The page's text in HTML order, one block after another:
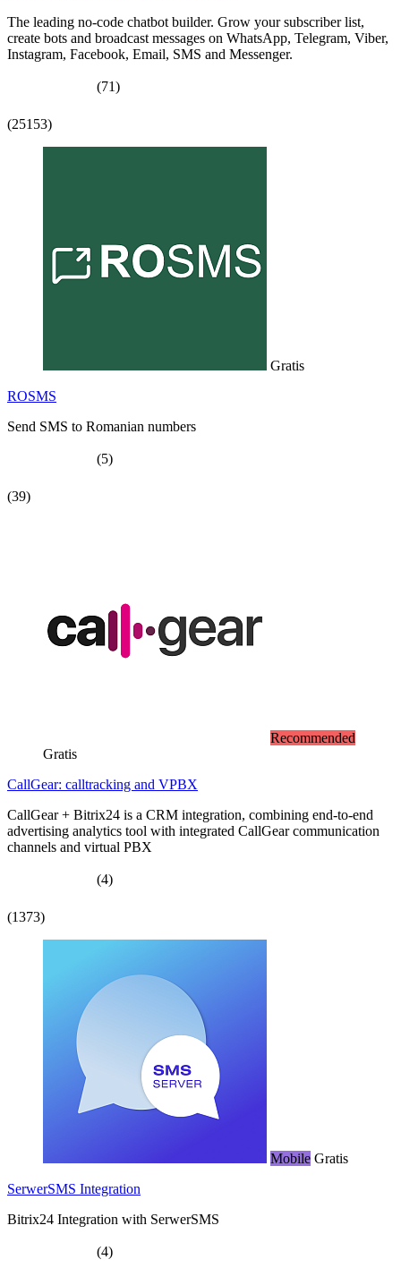
The leading no-code chatbot builder. Grow your subscriber list,
create bots and broadcast messages on WhatsApp, Telegram, Viber,
Instagram, Facebook, Email, SMS and Messenger.
(71)
(25153)
Gratis
ROSMS
Send SMS to Romanian numbers
(5)
(39)
Recommended
Gratis
CallGear: calltracking and VPBX
CallGear + Bitrix24 is a CRM integration, combining end-to-end
advertising analytics tool with integrated CallGear communication
channels and virtual PBX
(4)
(1373)
Mobile Gratis
SerwerSMS Integration
Bitrix24 Integration with SerwerSMS
(4)